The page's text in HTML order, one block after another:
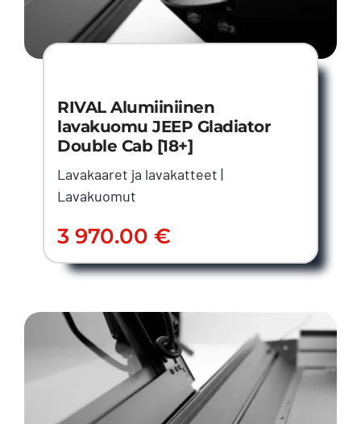
RIVAL Alumiiniinen
lavakuomu JEEP Gladiator
Double Cab [18+]
Lavakaaret ja lavakatteet |
Lavakuomut
3 970.00€